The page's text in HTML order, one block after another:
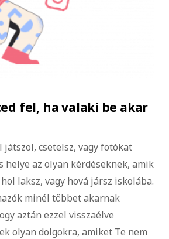
fel, ha valaki be akar
csetelsz, vagy fotókat
helye az olyan kérdéseknek, amik
laksz, vagy hová jársz iskolába.
minél többet akarnak
aztán ezzel visszaélve
olyan dolgokra, amiket Te nem